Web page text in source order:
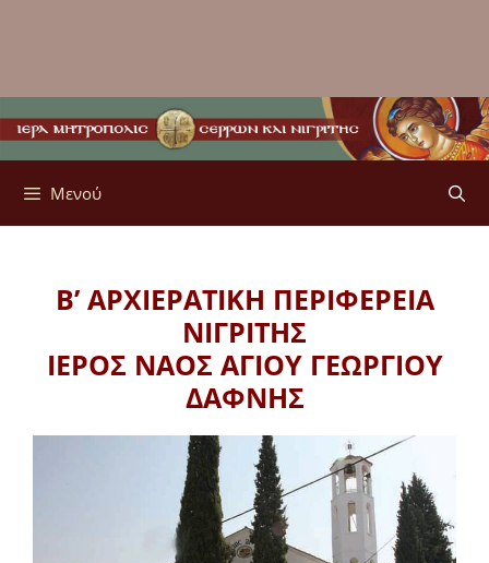
Μενού
Β’ ΑΡΧΙΕΡΑΤΙΚΗ ΠΕΡΙΦΕΡΕΙΑ
ΝΙΓΡΙΤΗΣ
ΙΕΡΟΣ ΝΑΟΣ ΑΓΙΟΥ ΓΕΩΡΓΙΟΥ
ΔΑΦΝΗΣ